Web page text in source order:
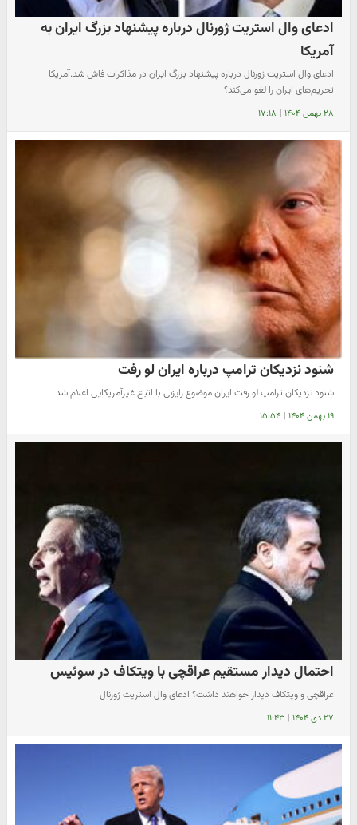
ادعای وال استریت ژورنال درباره پیشنهاد بزرگ ایران به
آمریکا
ادعای وال استریت ژورنال درباره پیشنهاد بزرگ ایران در مذاکرات فاش شد.آمریکا
تحریم‌های ایران را لغو می‌کند؟
۲۸ بهمن ۱۴۰۴ | ۱۷:۱۸
شنود نزدیکان ترامپ درباره ایران لو رفت
شنود نزدیکان ترامپ لو رفت.ایران موضوع رایزنی با اتباع غیرآمریکایی اعلام شد
۱۹ بهمن ۱۴۰۴ | ۱۵:۵۴
احتمال دیدار مستقیم عراقچی با ویتکاف در سوئیس
عراقچی و ویتکاف دیدار خواهند داشت؟ ادعای وال استریت ژورنال
۲۷ دی ۱۴۰۴ | ۱۱:۴۳